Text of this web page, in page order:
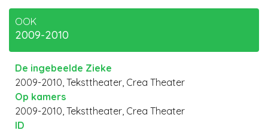
OOK
2009-2010
De ingebeelde Zieke
2009-2010, Teksttheater, Crea Theater
Op kamers
2009-2010, Teksttheater, Crea Theater
ID